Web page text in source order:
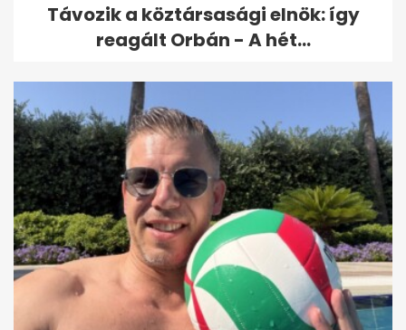
Távozik a köztársasági elnök: így
reagált Orbán - A hét...